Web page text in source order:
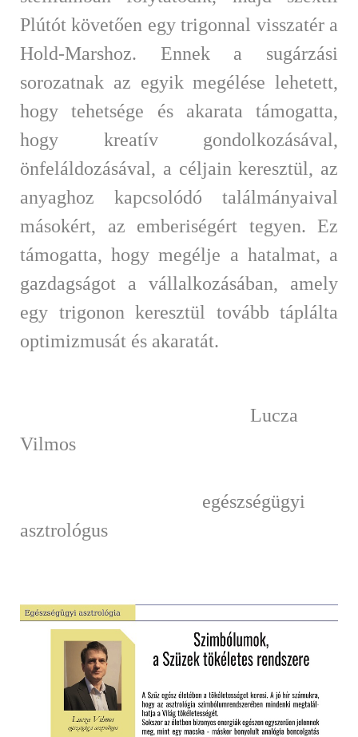
Plútót követően egy trigonnal visszatér a
Hold-Marshoz. Ennek a sugárzási
sorozatnak az egyik megélése lehetett,
hogy tehetsége és akarata támogatta,
hogy kreatív gondolkozásával,
önfeláldozásával, a céljain keresztül, az
anyaghoz kapcsolódó találmányaival
másokért, az emberiségért tegyen. Ez
támogatta, hogy megélje a hatalmat, a
gazdagságot a vállalkozásában, amely
egy trigonon keresztül tovább táplálta
optimizmusát és akaratát.
Lucza
Vilmos
egészségügyi
asztrológus